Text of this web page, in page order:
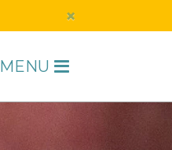
×
MENU H